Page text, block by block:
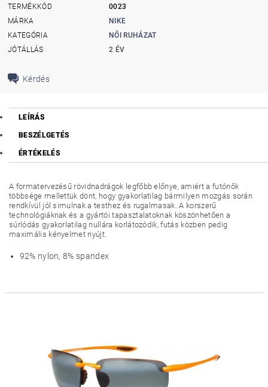
TERMÉKKÓD
0023
MÁRKA
NIKE
KATEGÓRIA
NŐI RUHÁZAT
JÓTÁLLÁS
2 ÉV
Kérdés
LEÍRÁS
BESZÉLGETÉS
ÉRTÉKELÉS
A formatervezésű rövidnadrágok legfőbb előnye, amiért a futónők
többsége mellettük dönt, hogy gyakorlatilag bármilyen mozgás során
rendkívül jól simulnak a testhez és rugalmasak. A korszerű
technológiáknak és a gyártói tapasztalatoknak köszönhetően a
súrlódás gyakorlatilag nullára korlátozódik, futás közben pedig
maximális kényelmet nyújt.
92% nylon, 8% spandex